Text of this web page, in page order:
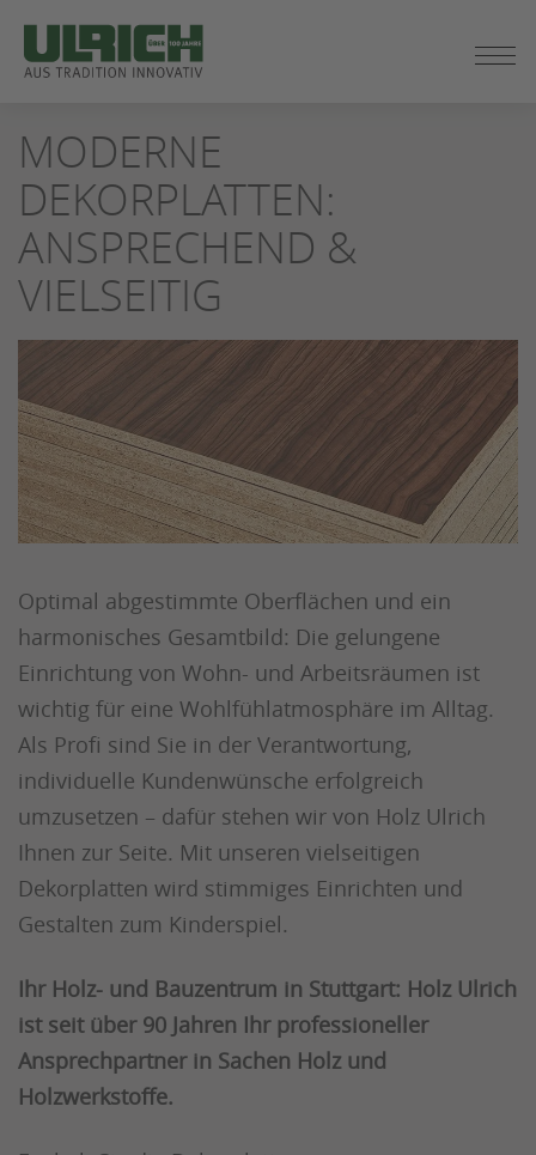
SEITENINHALT
SPRINGEN
MODERNE
DEKORPLATTEN:
ANSPRECHEND &
VIELSEITIG
Optimal abgestimmte Oberflächen und ein
harmonisches Gesamtbild: Die gelungene
Einrichtung von Wohn- und Arbeitsräumen ist
wichtig für eine Wohlfühlatmosphäre im Alltag.
Als Profi sind Sie in der Verantwortung,
individuelle Kundenwünsche erfolgreich
umzusetzen – dafür stehen wir von Holz Ulrich
Ihnen zur Seite. Mit unseren vielseitigen
Dekorplatten wird stimmiges Einrichten und
Gestalten zum Kinderspiel.
Ihr Holz- und Bauzentrum in Stuttgart: Holz Ulrich
ist seit über 90 Jahren Ihr professioneller
Ansprechpartner in Sachen Holz und
Holzwerkstoffe.